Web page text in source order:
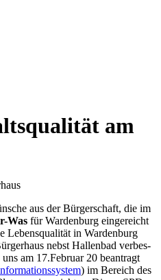
am
aus der Bür­ger­schaft, die im
Was für War­den­burg ein­ge­reicht
Lebens­qua­li­tät in War­den­burg
nebst Hal­len­bad ver­bes­
am 17.Februar 20 bean­tragt
) im Bereich des